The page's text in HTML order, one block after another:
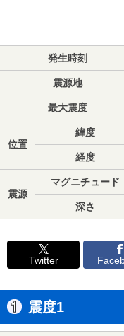
発生時刻
震源地
最大震度
位置
緯度
経度
震源
マグニチュード
深さ
Twitter
震度1